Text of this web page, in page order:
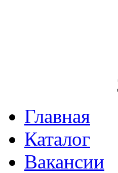
Главная
Каталог
Вакансии